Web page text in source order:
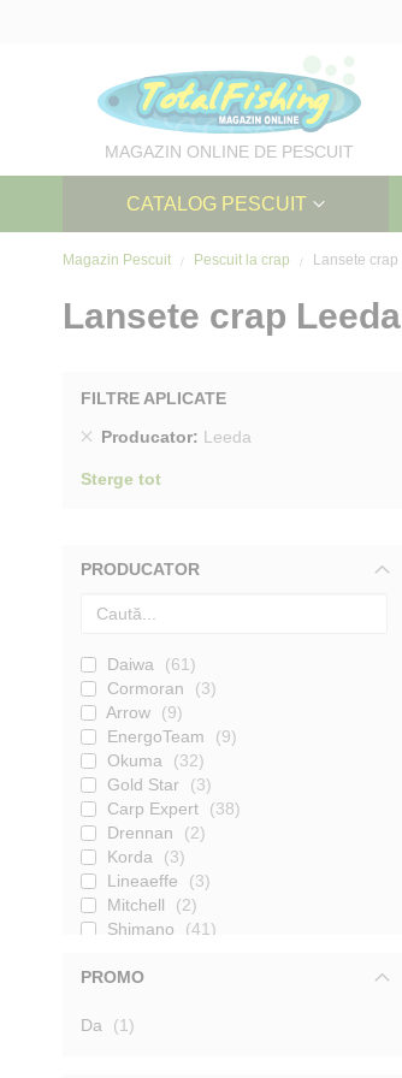
MAGAZIN ONLINE DE PESCUIT
CATALOG PESCUIT
Magazin Pescuit Pescuit la crap Lansete crap
Lansete crap Leeda
FILTRE APLICATE
Producator
Leeda
Sterge
Sterge tot
PRODUCATOR
Daiwa
61
Cormoran
3
Arrow
9
EnergoTeam
9
Okuma
32
Gold Star
3
Carp Expert
38
Drennan
2
Korda
3
Lineaeffe
3
Mitchell
2
Shimano
41
Maver
Carp Zoom
PROMO
Da 1produs